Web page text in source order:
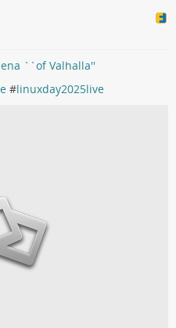
``of Valhalla''
#linuxday2025live